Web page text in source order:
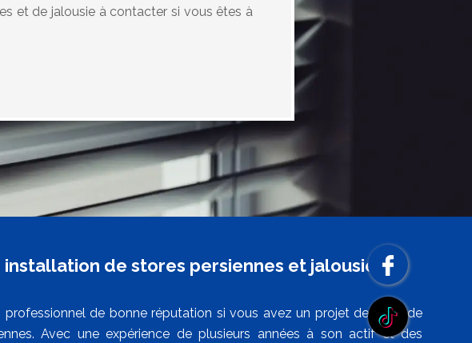
et de jalousie à contacter si vous êtes à
de stores persiennes et jalousies à
professionnel de bonne réputation si vous avez un projet de pose de
Avec une expérience de plusieurs années à son actif et des